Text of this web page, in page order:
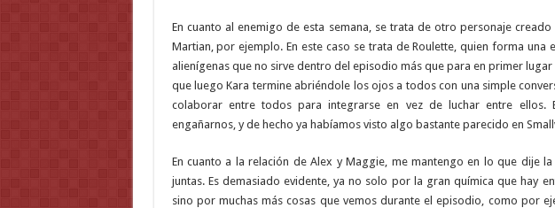
En cuanto al enemigo de esta semana, se trata de otro personaje
Martian, por ejemplo. En este caso se trata de Roulette, quien forma una
alienígenas que no sirve dentro del episodio más que para en primer
que luego Kara termine abriéndole los ojos a todos con una simple
colaborar entre todos para integrarse en vez de luchar entre ellos.
engañarnos, y de hecho ya habíamos visto algo bastante parecido en
En cuanto a la relación de Alex y Maggie, me mantengo en lo que dije
juntas. Es demasiado evidente, ya no solo por la gran química que hay
sino por muchas más cosas que vemos durante el episodio, como por